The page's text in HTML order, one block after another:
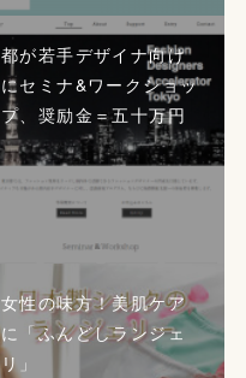
都が若手デザイナ向け
にセミナ&ワークショッ
プ、奨励金＝五十万円
女性の味方！美肌ケア
に「ふんどしランジェ
リ」